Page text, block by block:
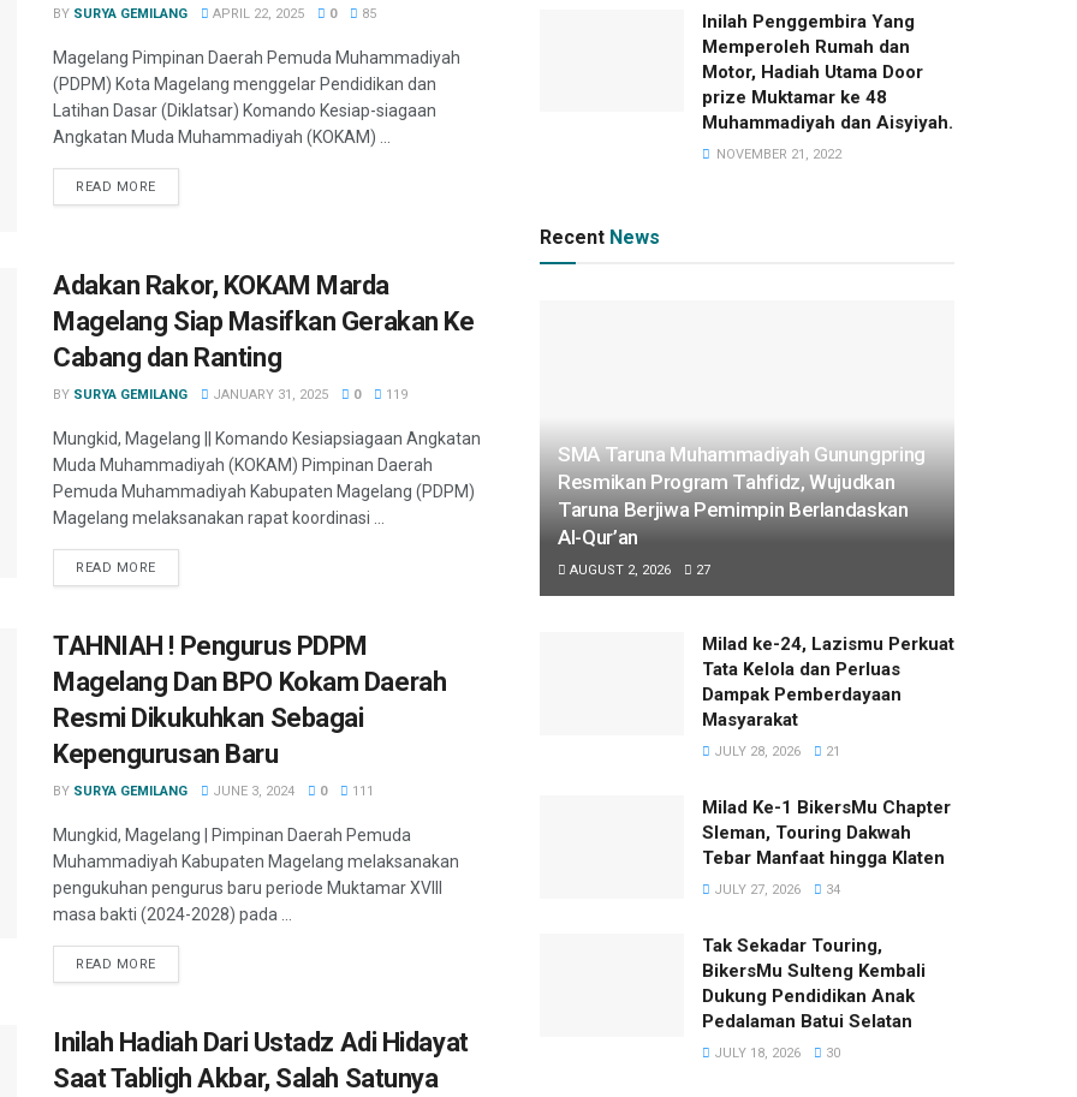
BY SURYA GEMILANG APRIL 22, 2025 0 85
Magelang Pimpinan Daerah Pemuda Muhammadiyah
(PDPM) Kota Magelang menggelar Pendidikan dan
Latihan Dasar (Diklatsar) Komando Kesiap-siagaan
Angkatan Muda Muhammadiyah (KOKAM) ...
READ MORE
Adakan Rakor, KOKAM Marda
Magelang Siap Masifkan Gerakan Ke
Cabang dan Ranting
BY SURYA GEMILANG JANUARY 31, 2025 0 119
Mungkid, Magelang || Komando Kesiapsiagaan Angkatan
Muda Muhammadiyah (KOKAM) Pimpinan Daerah
Pemuda Muhammadiyah Kabupaten Magelang (PDPM)
Magelang melaksanakan rapat koordinasi ...
READ MORE
TAHNIAH ! Pengurus PDPM
Magelang Dan BPO Kokam Daerah
Resmi Dikukuhkan Sebagai
Kepengurusan Baru
BY SURYA GEMILANG JUNE 3, 2024 0 111
Mungkid, Magelang | Pimpinan Daerah Pemuda
Muhammadiyah Kabupaten Magelang melaksanakan
pengukuhan pengurus baru periode Muktamar XVIII
masa bakti (2024-2028) pada ...
READ MORE
Inilah Hadiah Dari Ustadz Adi Hidayat
Saat Tabligh Akbar, Salah Satunya
Inilah Penggembira Yang
Memperoleh Rumah dan
Motor, Hadiah Utama Door
prize Muktamar ke 48
Muhammadiyah dan Aisyiyah.
NOVEMBER 21, 2022
Recent News
SMA Taruna Muhammadiyah Gunungpring
Resmikan Program Tahfidz, Wujudkan
Taruna Berjiwa Pemimpin Berlandaskan
Al-Qur’an
AUGUST 2, 2026 27
Milad ke-24, Lazismu Perkuat
Tata Kelola dan Perluas
Dampak Pemberdayaan
Masyarakat
JULY 28, 2026 21
Milad Ke-1 BikersMu Chapter
Sleman, Touring Dakwah
Tebar Manfaat hingga Klaten
JULY 27, 2026 34
Tak Sekadar Touring,
BikersMu Sulteng Kembali
Dukung Pendidikan Anak
Pedalaman Batui Selatan
JULY 18, 2026 30